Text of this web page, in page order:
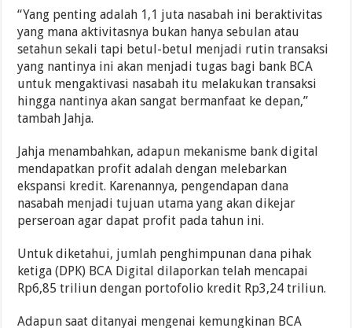
“Yang penting adalah 1,1 juta nasabah ini beraktivitas
yang mana aktivitasnya bukan hanya sebulan atau
setahun sekali tapi betul-betul menjadi rutin transaksi
yang nantinya ini akan menjadi tugas bagi bank BCA
untuk mengaktivasi nasabah itu melakukan transaksi
hingga nantinya akan sangat bermanfaat ke depan,”
tambah Jahja.
Jahja menambahkan, adapun mekanisme bank digital
mendapatkan profit adalah dengan melebarkan
ekspansi kredit. Karenannya, pengendapan dana
nasabah menjadi tujuan utama yang akan dikejar
perseroan agar dapat profit pada tahun ini.
Untuk diketahui, jumlah penghimpunan dana pihak
ketiga (DPK) BCA Digital dilaporkan telah mencapai
Rp6,85 triliun dengan portofolio kredit Rp3,24 triliun.
Adapun saat ditanyai mengenai kemungkinan BCA